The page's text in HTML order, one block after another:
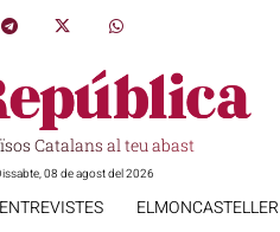
Catalans al teu abast
08 de agost del 2026
ENTREVISTES ELMONCASTELLER